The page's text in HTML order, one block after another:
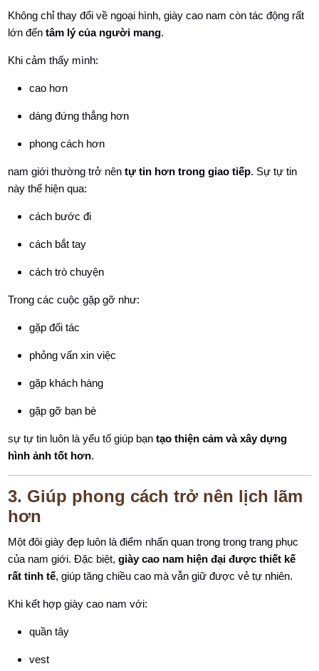
Không chỉ thay đổi về ngoại hình, giày cao nam còn tác động rất
lớn đếntâm lý của người mang.
Khi cảm thấy mình:
cao hơn
dáng đứng thẳng hơn
phong cách hơn
nam giới thường trở nêntự tin hơn trong giao tiếp. Sự tự tin
này thể hiện qua:
cách bước đi
cách bắt tay
cách trò chuyện
Trong các cuộc gặp gỡ như:
gặp đối tác
phỏng vấn xin việc
gặp khách hàng
gặp gỡ bạn bè
sự tự tin luôn là yếu tố giúp bạntạo thiện cảm và xây dựng
hình ảnh tốt hơn.
3. Giúp phong cách trở nên lịch lãm
hơn
Một đôi giày đẹp luôn là điểm nhấn quan trọng trong trang phục
của nam giới. Đặc biệt,giày cao nam hiện đại được thiết kế
rất tinh tế, giúp tăng chiều cao mà vẫn giữ được vẻ tự nhiên.
Khi kết hợp giày cao nam với:
quần tây
vest